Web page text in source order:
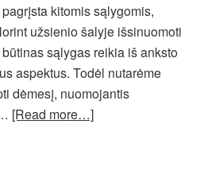
kitomis sąlygomis,
užsienio šalyje išsinuomoti
sąlygas reikia iš anksto
aspektus. Todėl nutarėme
dėmesį, nuomojantis
[Read more…]